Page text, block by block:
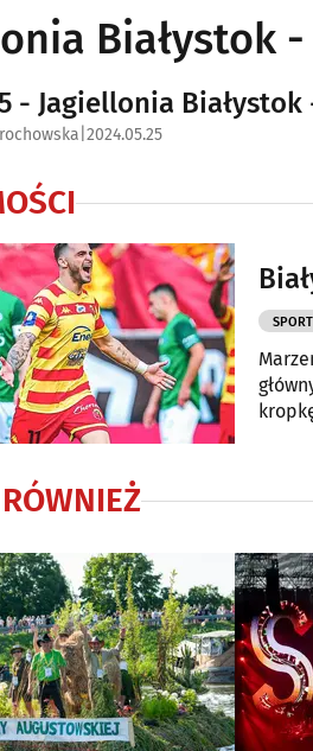
Białystok
- Jagiellonia Białystok
2024.05.25
SPORT